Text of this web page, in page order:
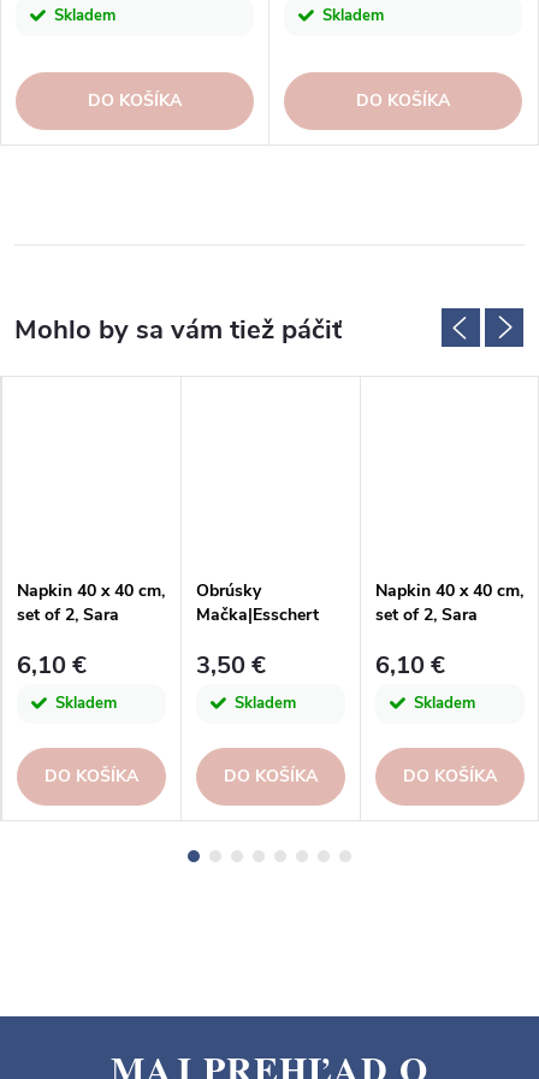
Skladem
DO KOŠÍKA
Skladem
DO KOŠÍKA
Napkin 40 x 40 cm,
set of 2, Sara
blue|Ego dekor
6,10 €
Skladem
DO KOŠÍKA
Obrúsky
Mačka|Esschert
3,50 €
Skladem
DO KOŠÍKA
Napkin 40 x 40 cm,
set of 2, Sara
grey|Ego dekor
6,10 €
Skladem
DO KOŠÍKA
MAJ PREHĽAD O